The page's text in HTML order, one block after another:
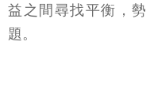
益之間尋找平衡，
題。